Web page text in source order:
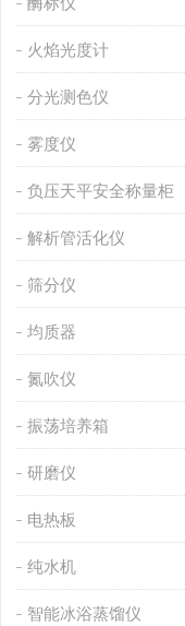
火焰光度计
分光测色仪
雾度仪
负压天平安全称量柜
解析管活化仪
筛分仪
均质器
氮吹仪
振荡培养箱
研磨仪
电热板
纯水机
智能冰浴蒸馏仪